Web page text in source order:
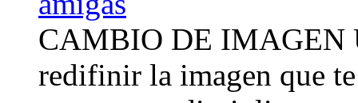
CAMBIO DE IMAGEN
redifinir la imagen que